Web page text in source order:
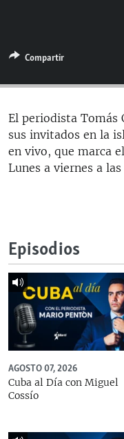
ESPECIALES
LA REALIDAD DE LA
SER VIEJO EN CUBA
KENTU-CUBANO
LOS SANTOS DE
MULTIMEDIA
EDITORIALES
SÍGUENOS
Compartir
El periodista Tomás
sus invitados en la
en vivo, que marca
Lunes a viernes a
Episodios
AGOSTO 07, 2026
Cuba al Día con Miguel
Cossío